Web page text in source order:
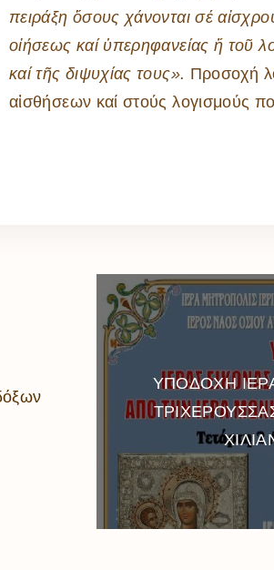
πειράξη ὅσους χάνονται σέ
οἰήσεως καί ὑπερηφανείας ἤ τοῦ
καί τῆς διψυχίας τους». Προσοχή
αἰσθήσεων καί στούς λογισμούς
ΥΠΟΔΟΧΗ